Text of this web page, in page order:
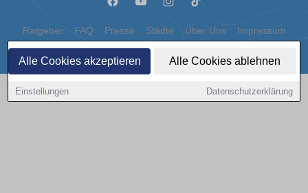
Alle Cookies akzeptieren Alle Cookies ablehnen
Einstellungen Datenschutzerklärung
Ratgeber FAQ Presse Städte Über Uns Impressum
Datenschutz Cookies
Copyright © 2000 - 2026 | 1A Infosysteme GmbH | Content by: 1a-sites-autos